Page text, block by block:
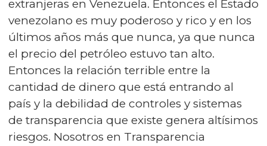
extranjeras en Venezuela. Entonces el Estado
venezolano es muy poderoso y rico y en los
últimos años más que nunca, ya que nunca
el precio del petróleo estuvo tan alto.
Entonces la relación terrible entre la
cantidad de dinero que está entrando al
país y la debilidad de controles y sistemas
de transparencia que existe genera altísimos
riesgos. Nosotros en Transparencia